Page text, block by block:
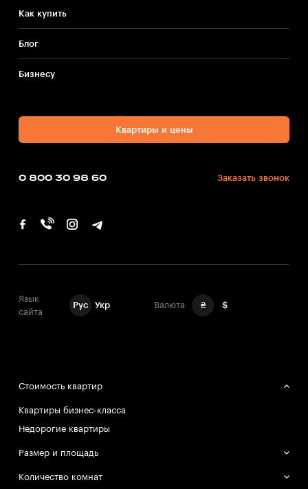
Как купить
Блог
Бизнесу
Квартиры и цены
0 800 30 98 60 Заказать звонок
Язык
сайта
Рус Укр Валюта ₴ $
Стоимость квартир
Квартиры бизнес-класса
Недорогие квартиры
Размер и площадь
Большие квартиры
Количество комнат